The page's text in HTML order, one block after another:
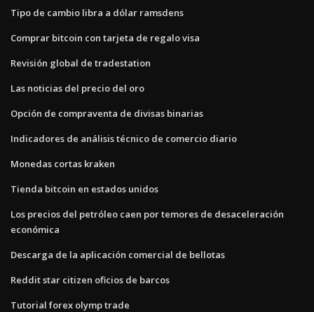
Tipo de cambio libra a dólar ramsdens
Comprar bitcoin con tarjeta de regalo visa
Revisión global de tradestation
Las noticias del precio del oro
Opción de compraventa de divisas binarias
Indicadores de análisis técnico de comercio diario
Monedas cortas kraken
Tienda bitcoin en estados unidos
Los precios del petróleo caen por temores de desaceleración
económica
Descarga de la aplicación comercial de bellotas
Reddit star citizen oficios de barcos
Tutorial forex olymp trade